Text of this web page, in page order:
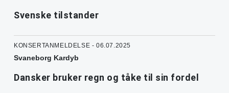
Svenske tilstander
KONSERTANMELDELSE - 06.07.2025
Svaneborg Kardyb
Dansker bruker regn og tåke til sin fordel